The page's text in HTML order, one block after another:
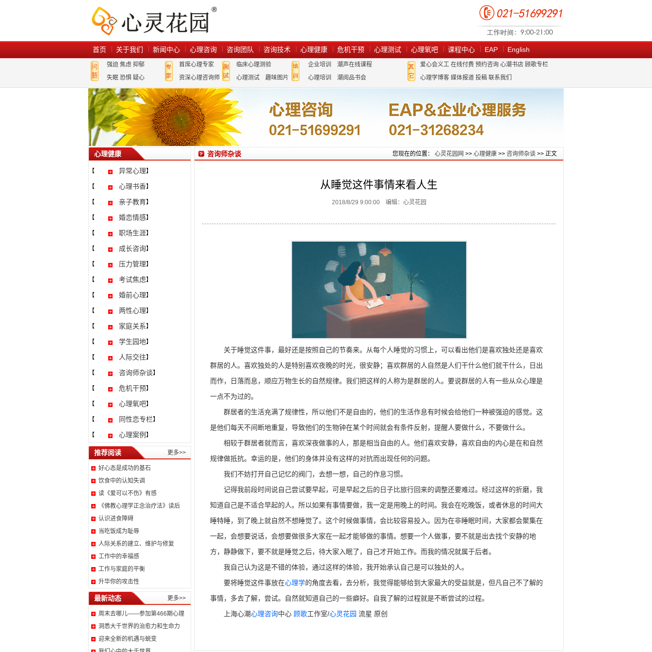
首页 关于我们 新闻中心 心理咨询 咨询团队 咨询技术 心理健康 危机干预 心理测试 心理氧吧 课程中心 EAP English
强迫 焦虑 抑郁
失眠 恐惧 疑心
首席心理专家
资深心理咨询师
临床心理测验
心理测试
趣味图片
企业培训
潮声在线课程
心理培训
潮阅品书会
爱心会义工 在线付费 预约咨询 心潮书店 顾歌专栏
心理学博客 媒体报道 投稿 联系我们
心理健康
【 异常心理】
【 心理书香】
【 亲子教育】
【 婚恋情感】
【 职场生涯】
【 成长咨询】
【 压力管理】
【 考试焦虑】
【 婚前心理】
【 两性心理】
【 家庭关系】
【 学生园地】
【 人际交往】
【 咨询师杂谈】
【 危机干预】
【 心理氧吧】
【 同性恋专栏】
【 心理案例 】
更多>>
推荐阅读
好心态是成功的基石
饮食中的认知失调
读《爱可以不伤》有感
《佛教心理学正念治疗法》读后
认识进食障碍
当吃饭成为耻辱
人际关系的建立、维护与修复
工作中的幸福感
工作与家庭的平衡
升华你的攻击性
更多>>
最新动态
周末去哪儿——参加第466期心理
洞悉大千世界的治愈力和生命力
迎来全新的机遇与蜕变
您现在的位置： 心灵花园网 >> 心理健康 >> 咨询师杂谈 >> 正文
咨询师杂谈
从睡觉这件事情来看人生
2018/8/29 9:00:00 编辑：心灵花园
关于睡觉这件事，最好还是按照自己的节奏来。从每个人睡觉的习惯上，可以看出他们是喜欢独处还是喜欢
群居的人。喜欢独处的人是特别喜欢夜晚的时光，很安静；喜欢群居的人自然是人们干什么他们就干什么，日出
而作，日落而息，顺应万物生长的自然规律。我们把这样的人称为是群居的人。要说群居的人有一些从众心理是
一点不为过的。
群居者的生活充满了规律性，所以他们不是自由的，他们的生活作息有时候会给他们一种被强迫的感觉。这
是他们每天不间断地重复，导致他们的生物钟在某个时间就会有条件反射，提醒人要做什么，不要做什么。
相较于群居者就而言，喜欢深夜做事的人，那是相当自由的人。他们喜欢安静，喜欢自由的内心是在和自然
规律做抵抗。幸运的是，他们的身体并没有这样的对抗而出现任何的问题。
我们不妨打开自己记忆的阀门，去想一想，自己的作息习惯。
记得我前段时间说自己尝试要早起，可是早起之后的日子比旅行回来的调整还要难过。经过这样的折磨，我
知道自己是不适合早起的人。所以如果有事情要做，我一定是用晚上的时间。我会在吃晚饭，或者休息的时间大
睡特睡，到了晚上就自然不想睡觉了。这个时候做事情，会比较容易投入。因为在非睡眠时间，大家都会聚集在
一起，会想要说话，会想要做很多大家在一起才能够做的事情。想要一个人做事，要不就是出去找个安静的地
方，静静做下，要不就是睡觉之后，待大家入眠了，自己才开始工作。而我的情况就属于后者。
我自己认为这是不错的体验，通过这样的体验，我开始承认自己是可以独处的人。
要将睡觉这件事放在心理学的角度去看，去分析，我觉得能够给到大家最大的受益就是，但凡自己不了解的
事情，多去了解，尝试。自然就知道自己的一些癖好。自我了解的过程就是不断尝试的过程。
上海心潮心理咨询中心 顾歌工作室/心灵花园 流星 原创